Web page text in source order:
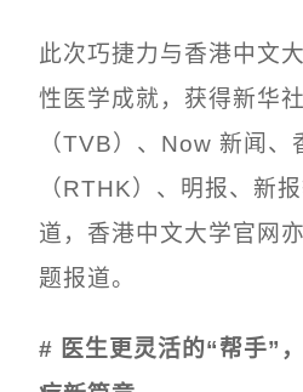
此次巧捷力 与香港中文
性医学成就，获得新华
（TVB）、Now 新闻、
（ RTHK）、明报、新
道，香港中文大学官网
题报道。
# 医生更灵活的“帮手”